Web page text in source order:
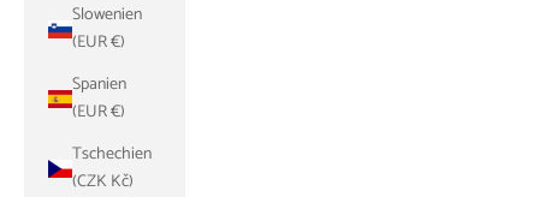
Slowenien
(EUR €)
Spanien
(EUR €)
Tschechien
(CZK Kč)